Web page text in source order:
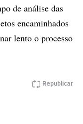
de análise das
encaminhados
lento o processo
Republicar